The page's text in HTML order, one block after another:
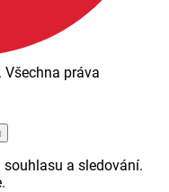
práva
a sledování.